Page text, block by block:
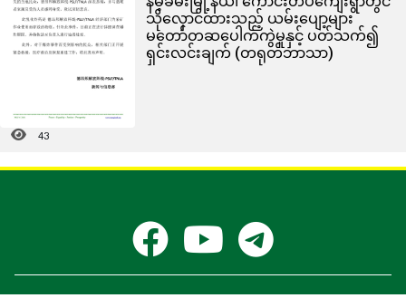
သိုလှောင်ထားသည့် ယမ်းပျော့များ
မတော်တဆပေါက်ကွဲမှုနှင့် ပတ်သက်၍
ရှင်းလင်းချက် (တရုတ်ဘာသာ)
43